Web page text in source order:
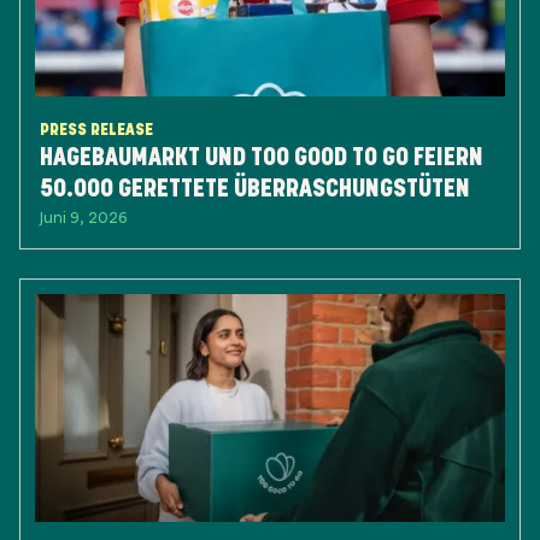
PRESS RELEASE
HAGEBAUMARKT UND TOO GOOD TO GO FEIERN
50.000 GERETTETE ÜBERRASCHUNGSTÜTEN
Juni 9, 2026